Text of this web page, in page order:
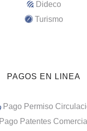
Dideco
Turismo
PAGOS EN LINEA
Pago Permiso
Pago Patentes